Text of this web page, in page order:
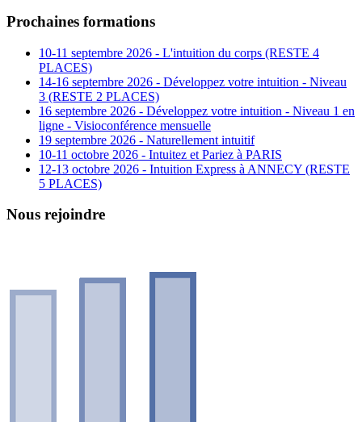
Prochaines formations
10-11 septembre 2026 - L'intuition du corps (RESTE 4
PLACES)
14-16 septembre 2026 - Développez votre intuition - Niveau
3 (RESTE 2 PLACES)
16 septembre 2026 - Développez votre intuition - Niveau 1 en
ligne - Visioconférence mensuelle
19 septembre 2026 - Naturellement intuitif
10-11 octobre 2026 - Intuitez et Pariez à PARIS
12-13 octobre 2026 - Intuition Express à ANNECY (RESTE
5 PLACES)
Nous rejoindre